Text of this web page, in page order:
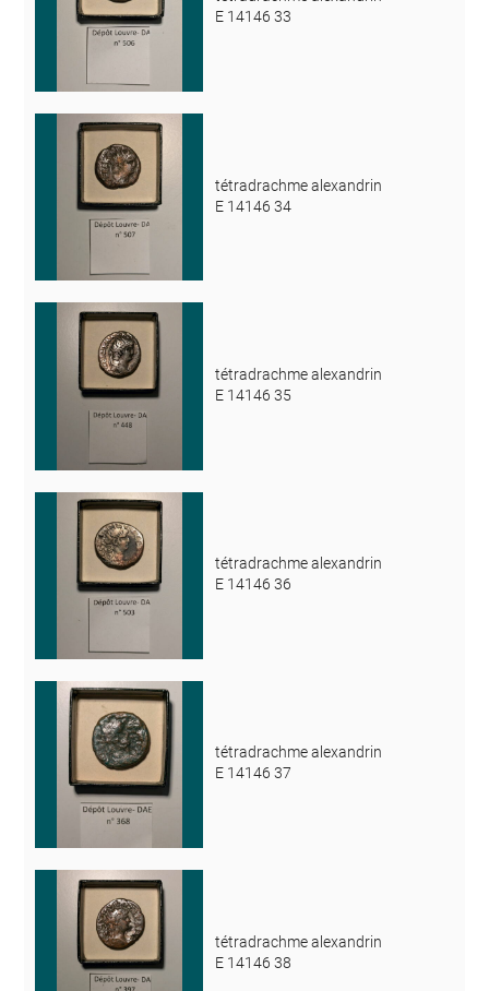
E 14146 33
tétradrachme alexandrin
E 14146 34
tétradrachme alexandrin
E 14146 35
tétradrachme alexandrin
E 14146 36
tétradrachme alexandrin
E 14146 37
tétradrachme alexandrin
E 14146 38